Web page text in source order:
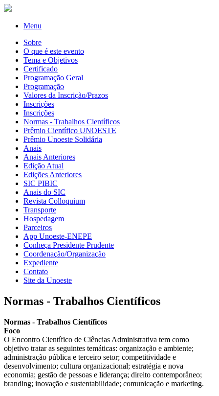
Menu
Sobre
O que é este evento
Tema e Objetivos
Certificado
Programação Geral
Programação
Valores da Inscrição/Prazos
Inscrições
Inscrições
Normas - Trabalhos Científicos
Prêmio Científico UNOESTE
Prêmio Unoeste Solidária
Anais
Anais Anteriores
Edição Atual
Edições Anteriores
SIC PIBIC
Anais do SIC
Revista Colloquium
Transporte
Hospedagem
Parceiros
App Unoeste-ENEPE
Conheça Presidente Prudente
Coordenação/Organização
Expediente
Contato
Site da Unoeste
Normas - Trabalhos Científicos
Normas - Trabalhos Científicos
Foco
O Encontro Científico de Ciências Administrativa tem como
objetivo tratar as seguintes temáticas: organização e ambiente;
administração pública e terceiro setor; competitividade e
desenvolvimento; cultura organizacional; estratégia e nova
economia; gestão de pessoas e liderança; direito contemporâneo;
branding; inovação e sustentabilidade; comunicação e marketing.